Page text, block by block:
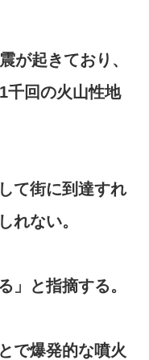
が起きており、
千回の火山性地
て街に到達すれ
れない。
」と指摘する。
で爆発的な噴火